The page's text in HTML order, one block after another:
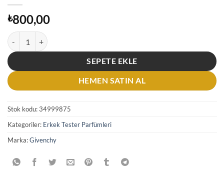
₺800,00
Givenchy Pi EDT 100 ML Erkek Tester Parfüm adet
SEPETE EKLE
HEMEN SATIN AL
Stok kodu:34999875
Kategoriler: Erkek Tester Parfümleri
Marka:Givenchy